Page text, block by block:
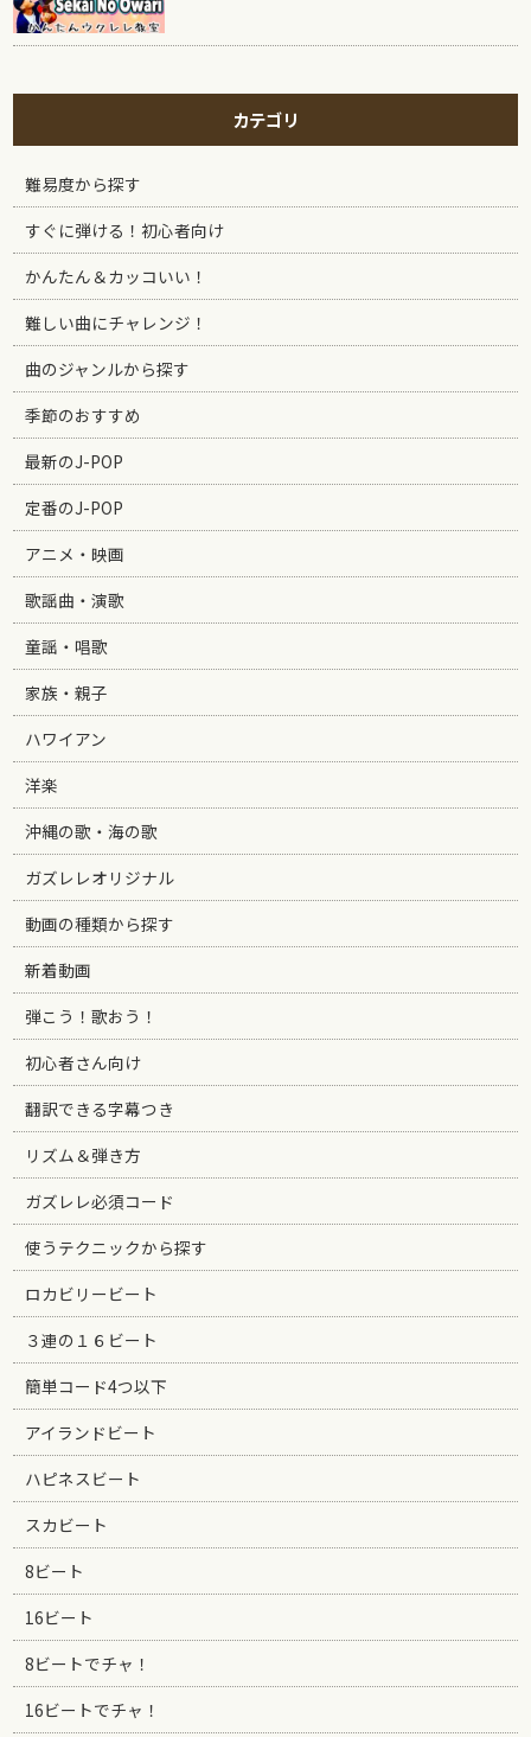
カテゴリ
難易度から探す
すぐに弾ける！初心者向け
かんたん＆カッコいい！
難しい曲にチャレンジ！
曲のジャンルから探す
季節のおすすめ
最新のJ-POP
定番のJ-POP
アニメ・映画
歌謡曲・演歌
童謡・唱歌
家族・親子
ハワイアン
洋楽
沖縄の歌・海の歌
ガズレレオリジナル
動画の種類から探す
新着動画
弾こう！歌おう！
初心者さん向け
翻訳できる字幕つき
リズム＆弾き方
ガズレレ必須コード
使うテクニックから探す
ロカビリービート
３連の１６ビート
簡単コード4つ以下
アイランドビート
ハピネスビート
スカビート
8ビート
16ビート
8ビートでチャ！
16ビートでチャ！